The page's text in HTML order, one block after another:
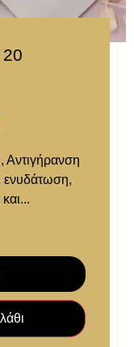
ενυδάτωση,